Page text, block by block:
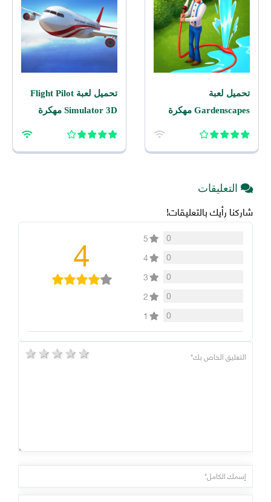
تحميل لعبة
Gardenscapes مهكرة
تحميل لعبة Flight Pilot
Simulator 3D مهكرة
التعليقات
شاركنا رأيك بالتعليقات!
0
5
0
4
0
3
0
2
0
1
4
5 stars 4 stars 3 stars 2 stars 1 star